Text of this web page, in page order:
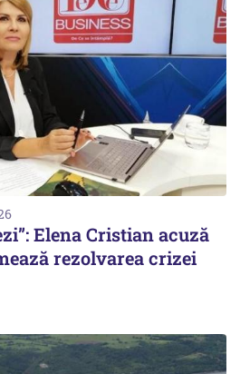
Elena Cristian acuză
rezolvarea crizei